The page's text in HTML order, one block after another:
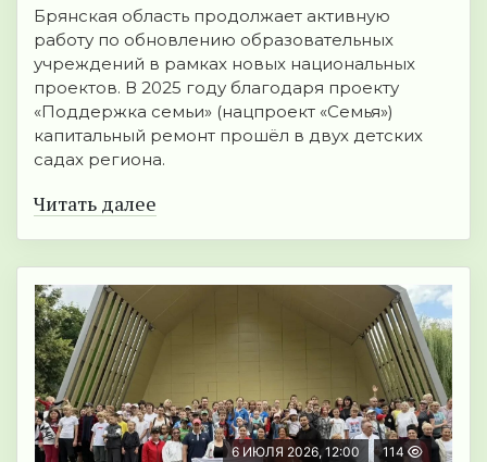
Брянская область продолжает активную
работу по обновлению образовательных
учреждений в рамках новых национальных
проектов. В 2025 году благодаря проекту
«Поддержка семьи» (нацпроект «Семья»)
капитальный ремонт прошёл в двух детских
садах региона.
Читать далее
6 ИЮЛЯ 2026, 12:00 114